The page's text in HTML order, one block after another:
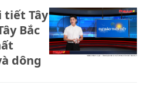
tiết Tây
Bắc
dông